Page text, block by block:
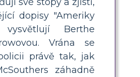
dopisy "Ameriky
vysvětlují Berthe
Vrána se
právě tak, jak
záhadně